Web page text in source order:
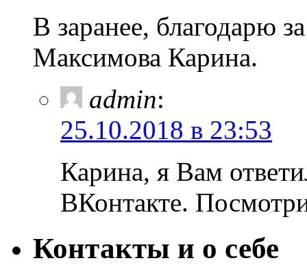
В заранее, благодарю
Максимова Карина.
admin:
25.10.2018 в 23:53
Карина, я Вам
ВКонтакте.
Контакты и о себе